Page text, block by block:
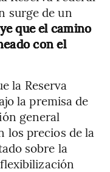
surge de un
que el camino
con el
la Reserva
la premisa de
general
los precios de la
sobre la